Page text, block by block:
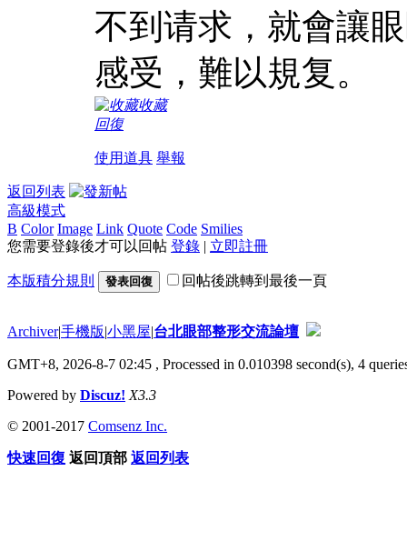
不到请求，就會讓
感受，難以規复。
收藏
回復
使用道具 舉報
返回列表
高級模式
B Color Image Link Quote Code Smilies
您需要登錄後才可以回帖 登錄 | 立即註冊
本版積分規則 發表回復 回帖後跳轉到最後一頁
Archiver|手機版|小黑屋|台北眼部整形交流論壇
GMT+8, 2026-8-7 02:45 , Processed in 0.010398 second(s), 4
Powered by Discuz! X3.3
© 2001-2017 Comsenz Inc.
快速回復 返回頂部 返回列表